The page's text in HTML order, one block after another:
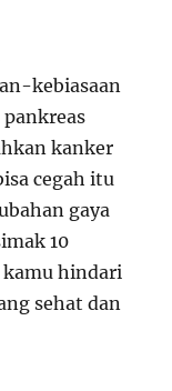
kebiasaan
kanker
cegah itu
gaya
10
kamu hindari
sehat dan